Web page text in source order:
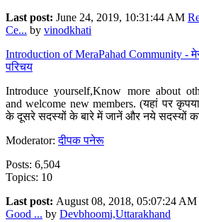
Last post: June 24, 2019, 10:31:44 AM
Ce... by vinodkhati
Introduction of MeraPahad Community -
परिचय
Introduce yourself,Know more about
and welcome new members. (यहां पर
के दूसरे सदस्यों के बारे में जानें और नये सदस्यों
Moderator:दीपक पनेरू
Posts: 6,504
Topics: 10
Last post: August 08, 2018, 05:07:24 AM
Good ... by Devbhoomi,Uttarakhand